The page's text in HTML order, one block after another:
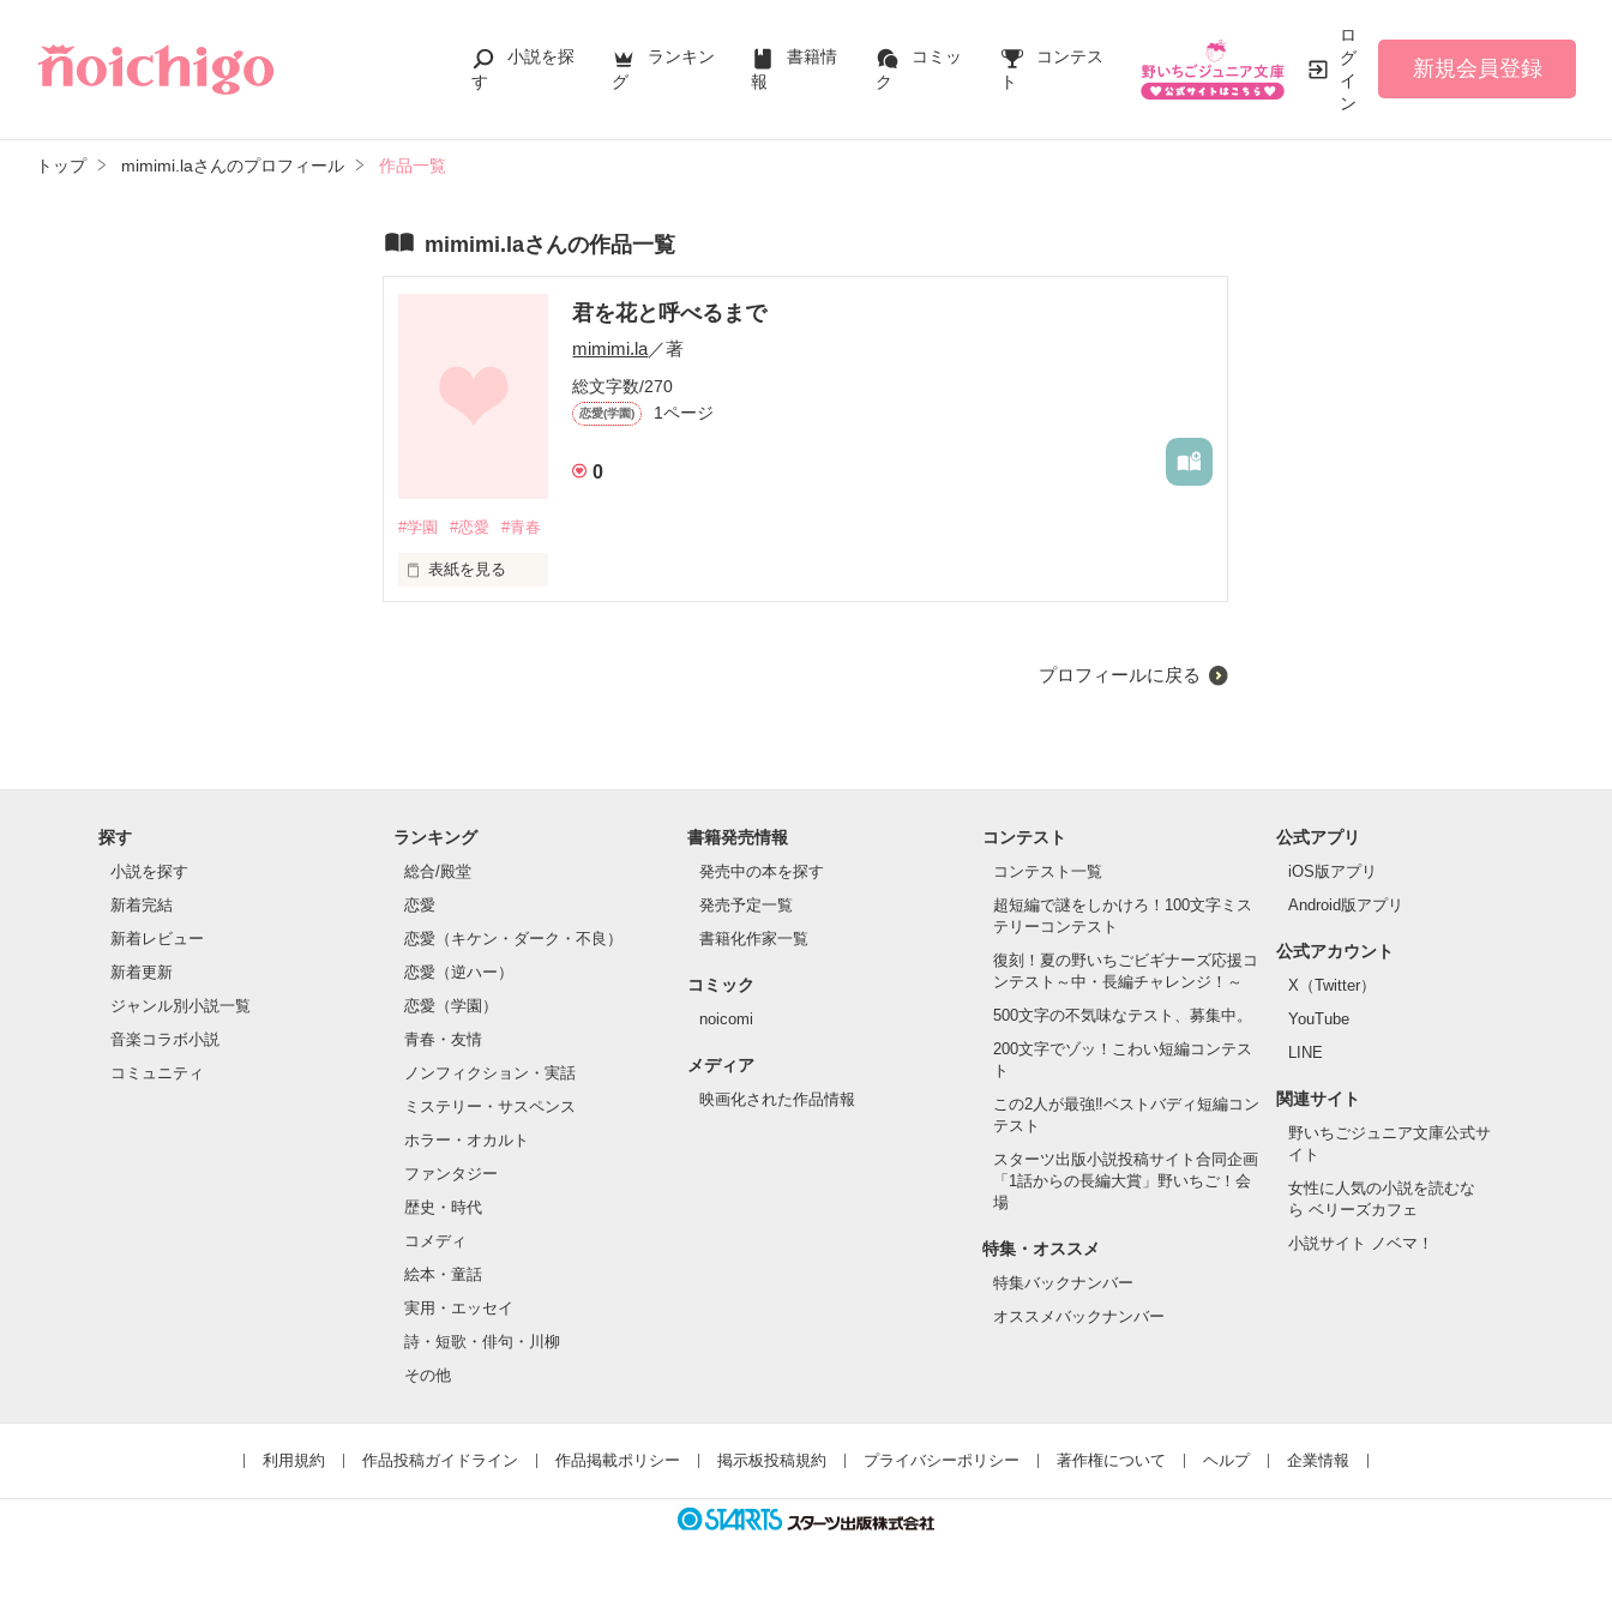
小説を探
す
ランキン
グ
書籍情
報
コミッ
ク
コンテス
ト
ロ
グ
イ
ン
新規会員登録
トップ mimimi.laさんのプロフィール 作品一覧
mimimi.laさんの作品一覧
君を花と呼べるまで
mimimi.la／著
総文字数/270
恋愛(学園) 1ページ
0
#学園 #恋愛 #青春
表紙を見る
私はまだ花を知らない。花を知れるだろうか。
私が花を知るまで
プロフィールに戻る
探す
小説を探す
新着完結
新着レビュー
新着更新
ジャンル別小説一覧
音楽コラボ小説
コミュニティ
ランキング
総合/殿堂
恋愛
恋愛（キケン・ダーク・不良）
恋愛（逆ハー）
恋愛（学園）
青春・友情
ノンフィクション・実話
ミステリー・サスペンス
ホラー・オカルト
ファンタジー
歴史・時代
コメディ
絵本・童話
実用・エッセイ
詩・短歌・俳句・川柳
その他
書籍発売情報
発売中の本を探す
発売予定一覧
書籍化作家一覧
コミック
noicomi
メディア
映画化された作品情報
コンテスト
コンテスト一覧
超短編で謎をしかけろ！100文字ミス
テリーコンテスト
復刻！夏の野いちごビギナーズ応援コ
ンテスト～中・長編チャレンジ！～
500文字の不気味なテスト、募集中。
200文字でゾッ！こわい短編コンテス
ト
この2人が最強‼ベストバディ短編コン
テスト
スターツ出版小説投稿サイト合同企画
「1話からの長編大賞」野いちご！会
場
特集・オススメ
特集バックナンバー
オススメバックナンバー
公式アプリ
iOS版アプリ
Android版アプリ
公式アカウント
X（Twitter）
YouTube
LINE
関連サイト
野いちごジュニア文庫公式サ
イト
女性に人気の小説を読むな
ら ベリーズカフェ
小説サイト ノベマ！
利用規約 作品投稿ガイドライン 作品掲載ポリシー 掲示板投稿規約 プライバシーポリシー 著作権について ヘルプ 企業情報